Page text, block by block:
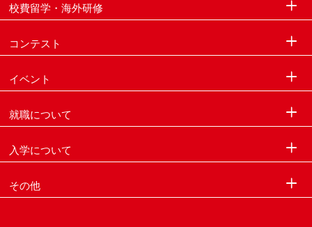
校費留学・海外研修
コンテスト
イベント
就職について
入学について
その他